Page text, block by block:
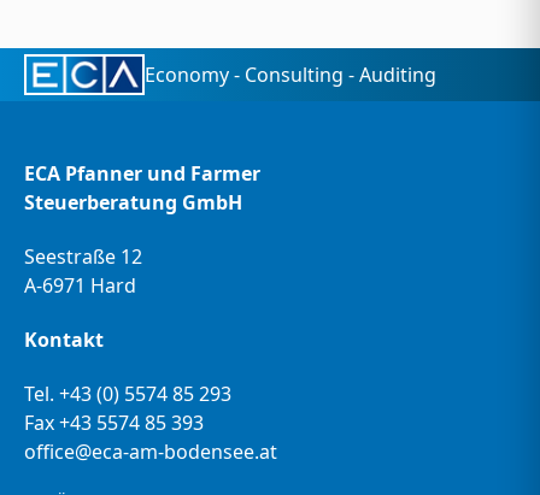
Economy - Consulting - Auditing
ECA Pfanner und Farmer
Steuerberatung GmbH
Seestraße 12
A-6971 Hard
Kontakt
Tel. +43 (0) 5574 85 293
Fax +43 5574 85 393
office@eca-am-bodensee.at